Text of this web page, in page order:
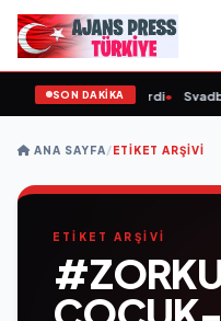
SON DAKİKA
yaşında yaşamını yitirdi•
ANA SAYFA/ETIKET ARŞIVI
ETİKET ARŞİVİ